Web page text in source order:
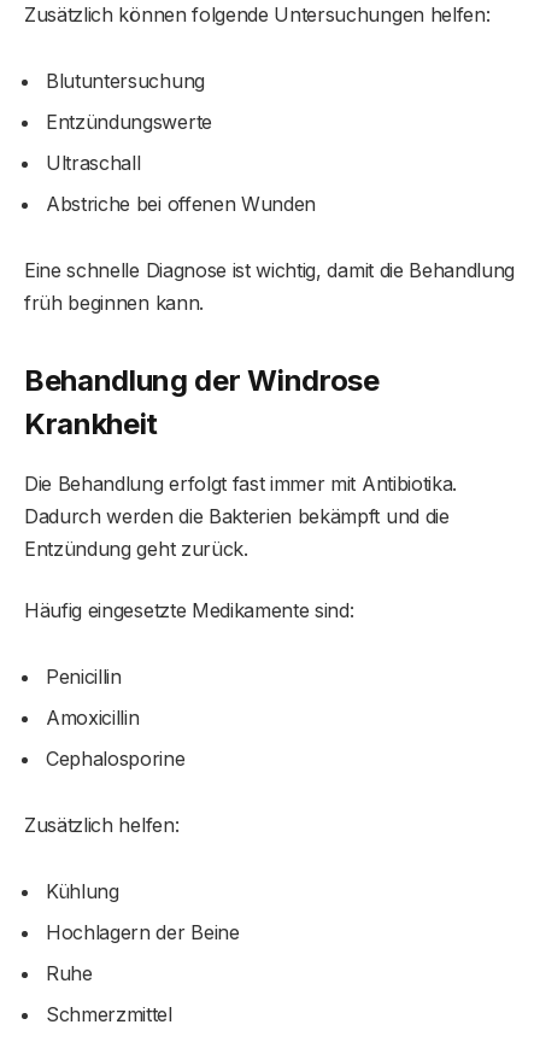
Zusätzlich können folgende Untersuchungen helfen:
Blutuntersuchung
Entzündungswerte
Ultraschall
Abstriche bei offenen Wunden
Eine schnelle Diagnose ist wichtig, damit die Behandlung
früh beginnen kann.
Behandlung der Windrose
Krankheit
Die Behandlung erfolgt fast immer mit Antibiotika.
Dadurch werden die Bakterien bekämpft und die
Entzündung geht zurück.
Häufig eingesetzte Medikamente sind:
Penicillin
Amoxicillin
Cephalosporine
Zusätzlich helfen:
Kühlung
Hochlagern der Beine
Ruhe
Schmerzmittel